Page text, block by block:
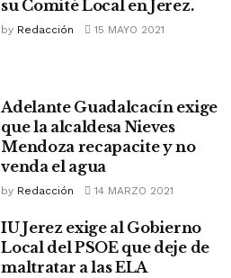
su Comité Local en Jerez.
by Redacción 15 MAYO 2021
Adelante Guadalcacín exige
que la alcaldesa Nieves
Mendoza recapacite y no
venda el agua
by Redacción 14 MARZO 2021
IU Jerez exige al Gobierno
Local del PSOE que deje de
maltratar a las ELA